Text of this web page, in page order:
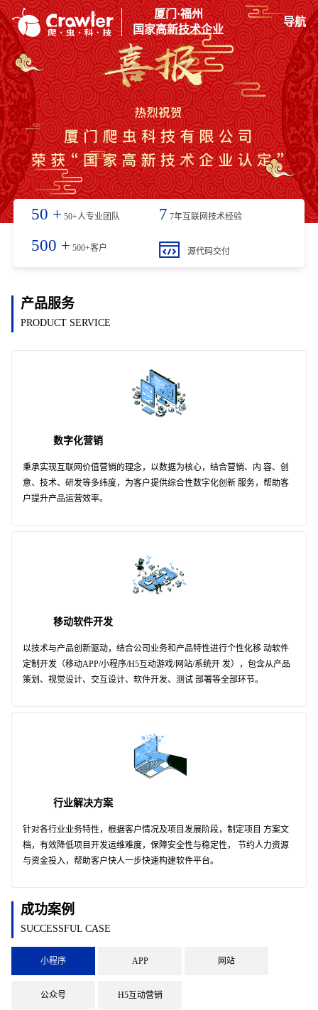
厦门·福州
国家高新技术企业
导航
50 + 50+人专业团队 7 7年互联网技术经验
500 + 500+客户 源代码交付
产品服务
PRODUCT SERVICE
数字化营销
秉承实现互联网价值营销的理念，以数据为核心，结合营销、内 容、创
意、技术、研发等多纬度，为客户提供综合性数字化创新 服务，帮助客
户提升产品运营效率。
移动软件开发
以技术与产品创新驱动，结合公司业务和产品特性进行个性化移 动软件
定制开发（移动APP/小程序/H5互动游戏/网站/系统开 发），包含从产品
策划、视觉设计、交互设计、软件开发、测试 部署等全部环节。
行业解决方案
针对各行业业务特性，根据客户情况及项目发展阶段，制定项目 方案文
档，有效降低项目开发运维难度，保障安全性与稳定性， 节约人力资源
与资金投入，帮助客户快人一步快速构建软件平台。
成功案例
SUCCESSFUL CASE
小程序 APP 网站
公众号 H5互动营销